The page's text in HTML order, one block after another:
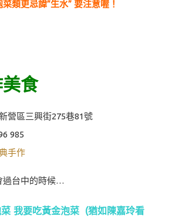
類更忌諱”生水” 要注意喔！
食
營區三興街275巷81號
985
手作
過台中的時候…
菜 我要吃黃金泡菜 (猶如陳嘉玲看